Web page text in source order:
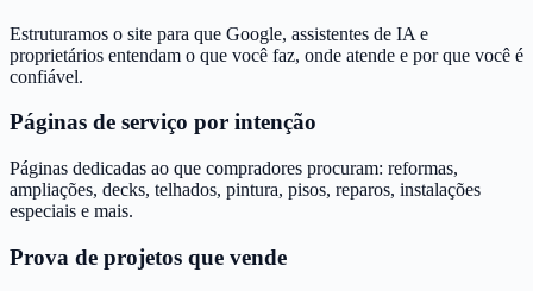
Estruturamos o site para que Google, assistentes de IA e
proprietários entendam o que você faz, onde atende e por que você é
confiável.
Páginas de serviço por intenção
Páginas dedicadas ao que compradores procuram: reformas,
ampliações, decks, telhados, pintura, pisos, reparos, instalações
especiais e mais.
Prova de projetos que vende